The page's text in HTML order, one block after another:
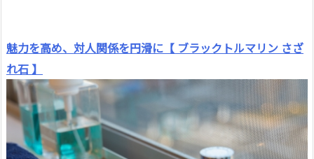
魅力を高め、対人関係を円滑に【 ブラックトルマリン さざ
れ石 】